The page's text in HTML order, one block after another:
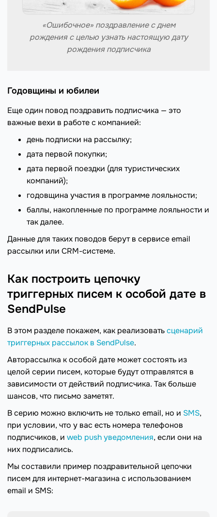
«Ошибочное» поздравление с днем
рождения с целью узнать настоящую дату
рождения подписчика
Годовщины и юбилеи
Еще один повод поздравить подписчика — это
важные вехи в работе с компанией:
день подписки на рассылку;
дата первой покупки;
дата первой поездки (для туристических
компаний);
годовщина участия в программе лояльности;
баллы, накопленные по программе лояльности и
так далее.
Данные для таких поводов берут в сервисе email
рассылки или CRM-системе.
Как построить цепочку
триггерных писем к особой дате в
SendPulse
В этом разделе покажем, как реализоватьсценарий
триггерных рассылок в SendPulse.
Авторассылка к особой дате может состоять из
целой серии писем, которые будут отправлятся в
зависимости от действий подписчика. Так больше
шансов, что письмо заметят.
В серию можно включить не только email, но и SMS,
при условии, что у вас есть номера телефонов
подписчиков, и web push уведомления, если они на
них подписались.
Мы составили пример поздравительной цепочки
писем для интернет-магазина с использованием
email и SMS: